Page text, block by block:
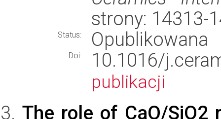
strony: 14313-
Status: Opublikowana
Doi: 10.1016/
publikacji
The role of CaO/SiO2